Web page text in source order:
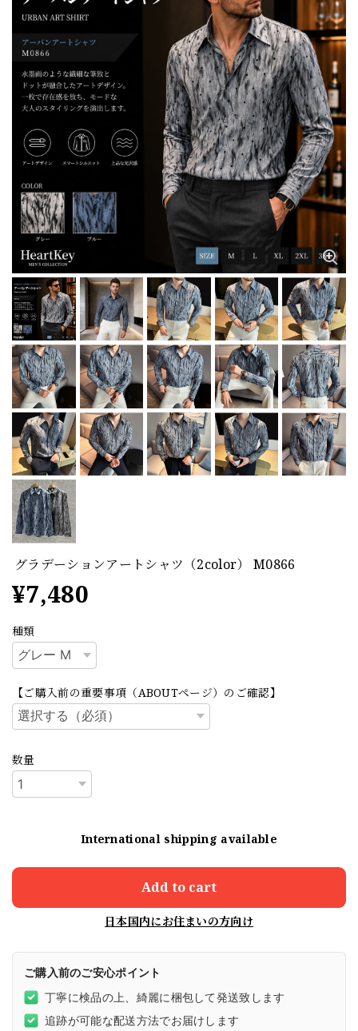
グラデーションアートシャツ（2color） M0866
¥7,480
種類
【ご購入前の重要事項（ABOUTページ）のご確認】
数量
International shipping available
Add to cart
日本国内にお住まいの方向け
ご購入前のご安心ポイント
丁寧に検品の上、綺麗に梱包して発送致します
追跡が可能な配送方法でお届けします